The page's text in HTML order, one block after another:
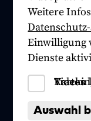
Weitere
Einwilligung
Dienste
Videos
Karten
Auswahl